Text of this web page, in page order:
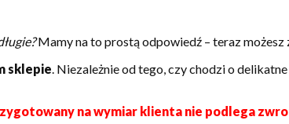
Mamy na to prostą odpowiedź – teraz możesz
sklepie . Niezależnie od tego, czy chodzi o
na wymiar klienta nie podlega